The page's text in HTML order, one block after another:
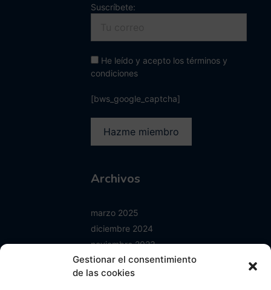
Gestionar el consentimiento
de las cookies
Suscríbete:
He leído y acepto los términos y
condiciones
[bws_google_captcha]
Archivos
marzo 2025
diciembre 2024
noviembre 2023
junio 2023
enero 2023